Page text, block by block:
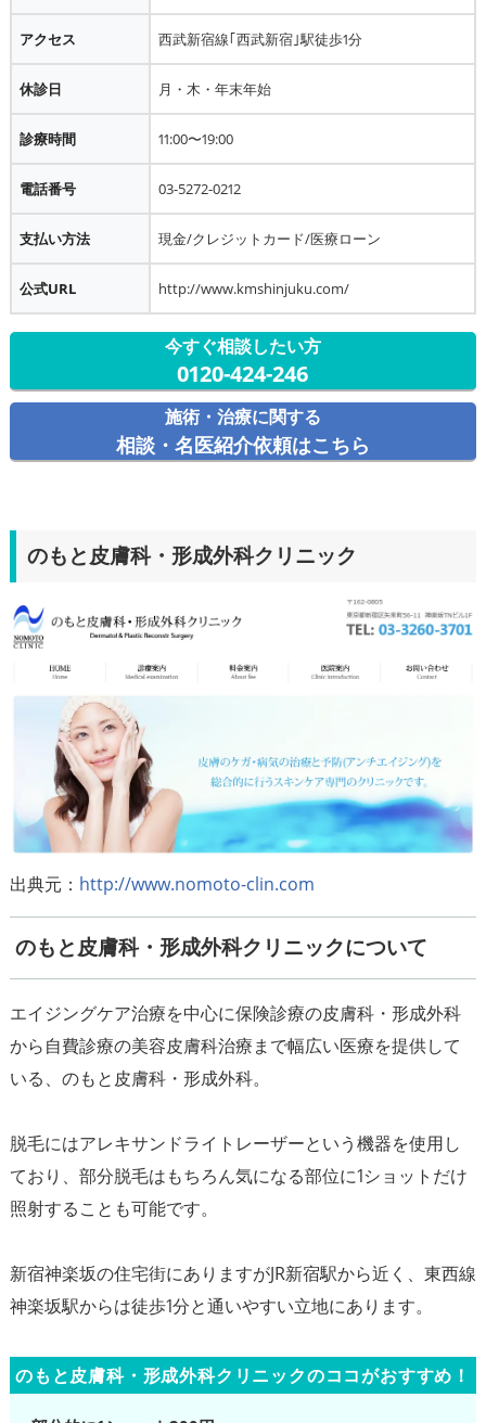
アクセス 西武新宿線｢西武新宿｣駅徒歩1分
休診日 月・木・年末年始
診療時間 11:00〜19:00
電話番号 03-5272-0212
支払い方法 現金/クレジットカード/医療ローン
公式URL http://www.kmshinjuku.com/
今すぐ相談したい方
0120-424-246
施術・治療に関する
相談・名医紹介依頼はこちら
のもと皮膚科・形成外科クリニック
出典元： http://www.nomoto-clin.com
のもと皮膚科・形成外科クリニックについて
エイジングケア治療を中心に保険診療の皮膚科・形成外科
から自費診療の美容皮膚科治療まで幅広い医療を提供して
いる、のもと皮膚科・形成外科。
脱毛にはアレキサンドライトレーザーという機器を使用し
ており、部分脱毛はもちろん気になる部位に1ショットだけ
照射することも可能です。
新宿神楽坂の住宅街にありますがJR新宿駅から近く、東西線
のもと皮膚科・形成外科クリニックのココがおすすめ！